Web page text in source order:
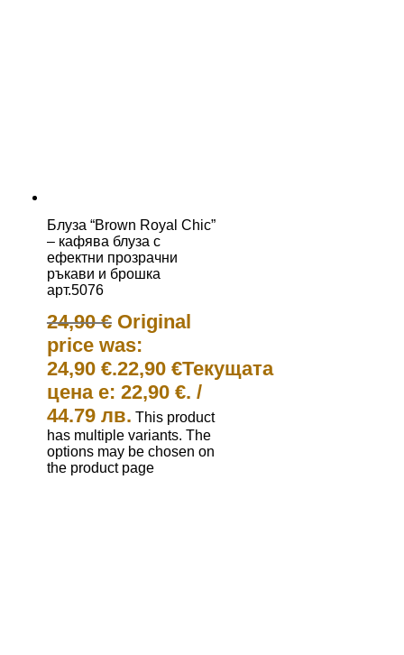
Блуза “Brown Royal Chic”
– кафява блуза с
ефектни прозрачни
ръкави и брошка
арт.5076
24,90€ Original
price was:
24,90 €.22,90 €Текущата
цена е: 22,90 €. /
44.79 лв. This product
has multiple variants. The
options may be chosen on
the product page